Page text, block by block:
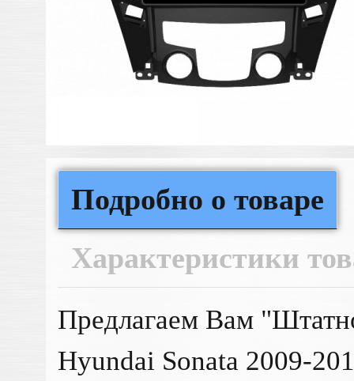
Подробно о товаре
Характеристики
Предлагаем Вам
Hyundai Sonata 2009-